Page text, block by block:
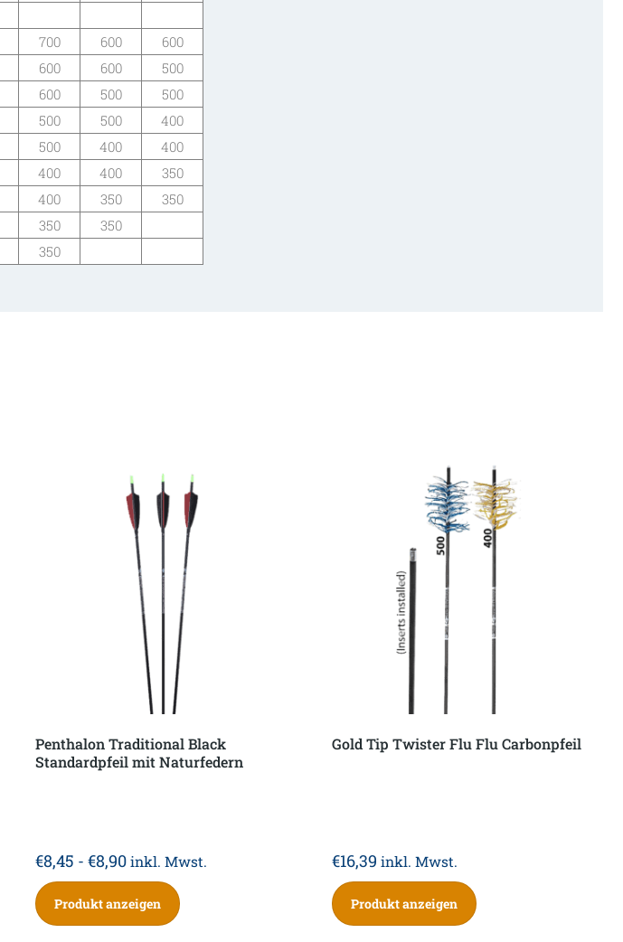
700 600
600
600 600
500
600 500
500
500 500
400
500 400
400
400 400
350
400 350
350
350
350
350
Penthalon Traditional Black
Standardpfeil mit Naturfedern
€8,45 - €8,90 inkl. Mwst.
Produkt anzeigen
Gold Tip Twister Flu Flu Carbonpfeil
€16,39 inkl. Mwst.
Produkt anzeigen